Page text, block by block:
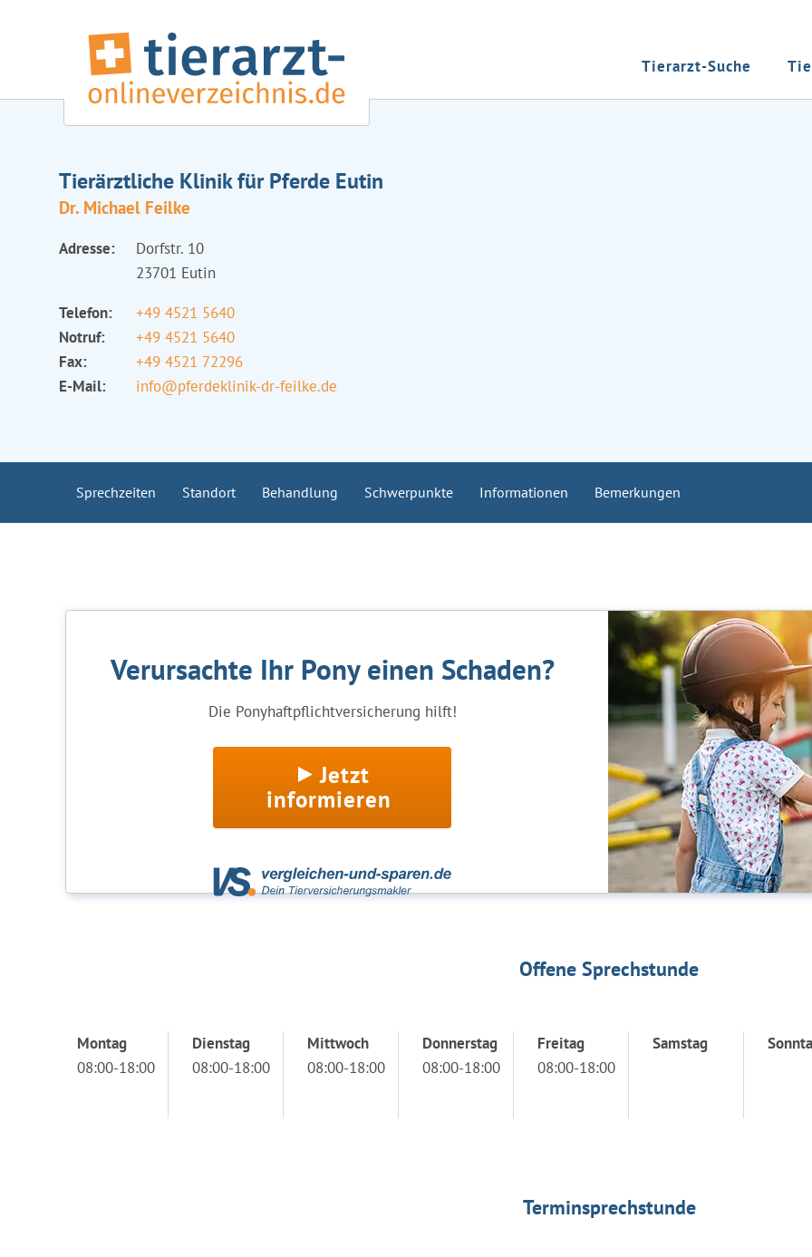
Tierarzt-Suche
Tierärztliche Klinik für Pferde Eutin
Dr. Michael Feilke
Adresse:
Dorfstr. 10
23701 Eutin
Telefon:
+49 4521 5640
Notruf:
+49 4521 5640
Fax:
+49 4521 72296
E-Mail:
info@pferdeklinik-dr-feilke.de
Sprechzeiten Standort Behandlung Schwerpunkte Informationen Bemerkungen
Verursachte Ihr Pony einen Schaden?
Die Ponyhaftpflichtversicherung hilft!
Jetzt
informieren
Offene Sprechstunde
Montag
08:00-18:00
Dienstag
08:00-18:00
Mittwoch
08:00-18:00
Donnerstag
08:00-18:00
Freitag
08:00-18:00
Samstag
Terminsprechstunde